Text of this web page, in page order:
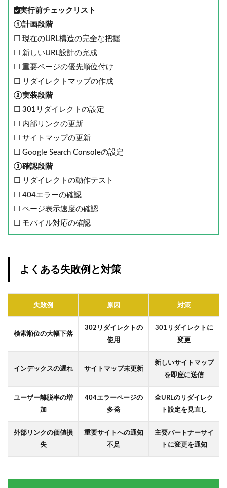
実行前チェックリスト
①計画段階
☐ 現在のURL構造の完全な把握
☐ 新しいURL設計の完成
☐ 重要ページの優先順位付け
☐ リダイレクトマップの作成
②実装段階
☐ 301リダイレクトの設定
☐ 内部リンクの更新
☐ サイトマップの更新
☐ Google Search Consoleの設定
③確認段階
☐ リダイレクトの動作テスト
☐ 404エラーの確認
☐ ページ表示速度の確認
☐ モバイル対応の確認
よくある失敗例と対策
失敗例 原因 対策
検索順位の大幅下落
302リダイレクトの
使用
301リダイレクトに
変更
インデックスの遅れ サイトマップ未更新
新しいサイトマップ
を即座に送信
ユーザー離脱率の増
加
404エラーページの
多発
全URLのリダイレク
ト設定を見直し
外部リンクの価値損
失
重要サイトへの通知
不足
主要パートナーサイ
トに変更を通知